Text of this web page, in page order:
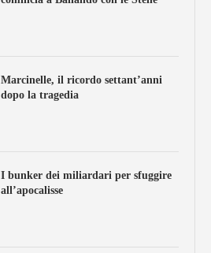
Marcinelle, il ricordo settant’anni
dopo la tragedia
I bunker dei miliardari per sfuggire
all’apocalisse